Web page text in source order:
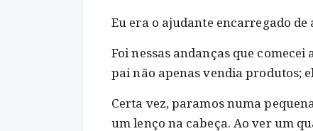
Eu era o ajudante encarregado
Foi nessas andanças que
pai não apenas vendia produtos;
Certa vez, paramos numa
um lenço na cabeça. Ao ver um